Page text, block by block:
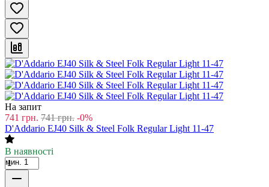
На запит
741 грн. 741 грн. -0%
D'Addario EJ40 Silk & Steel Folk Regular Light 11-47
В наявності
мин. 1